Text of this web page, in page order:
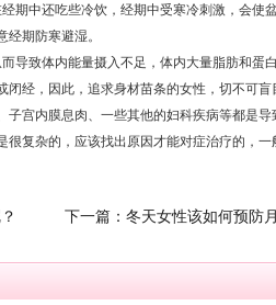
中还吃些冷饮，经期中受寒冷刺激，会使
期防寒避湿。
致体内能量摄入不足，体内大量脂肪和蛋
经，因此，追求身材苗条的女性，切不可盲
宫内膜息肉、一些其他的妇科疾病等都是导
复杂的，应该找出原因才能对症治疗的，一
下一篇： 冬天女性该如何预防